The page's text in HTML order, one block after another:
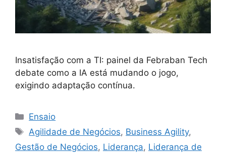
Insatisfação com a TI: painel da Febraban Tech
debate como a IA está mudando o jogo,
exigindo adaptação contínua.
Ensaio
Agilidade de Negócios, Business Agility,
Gestão de Negócios, Liderança, Liderança de